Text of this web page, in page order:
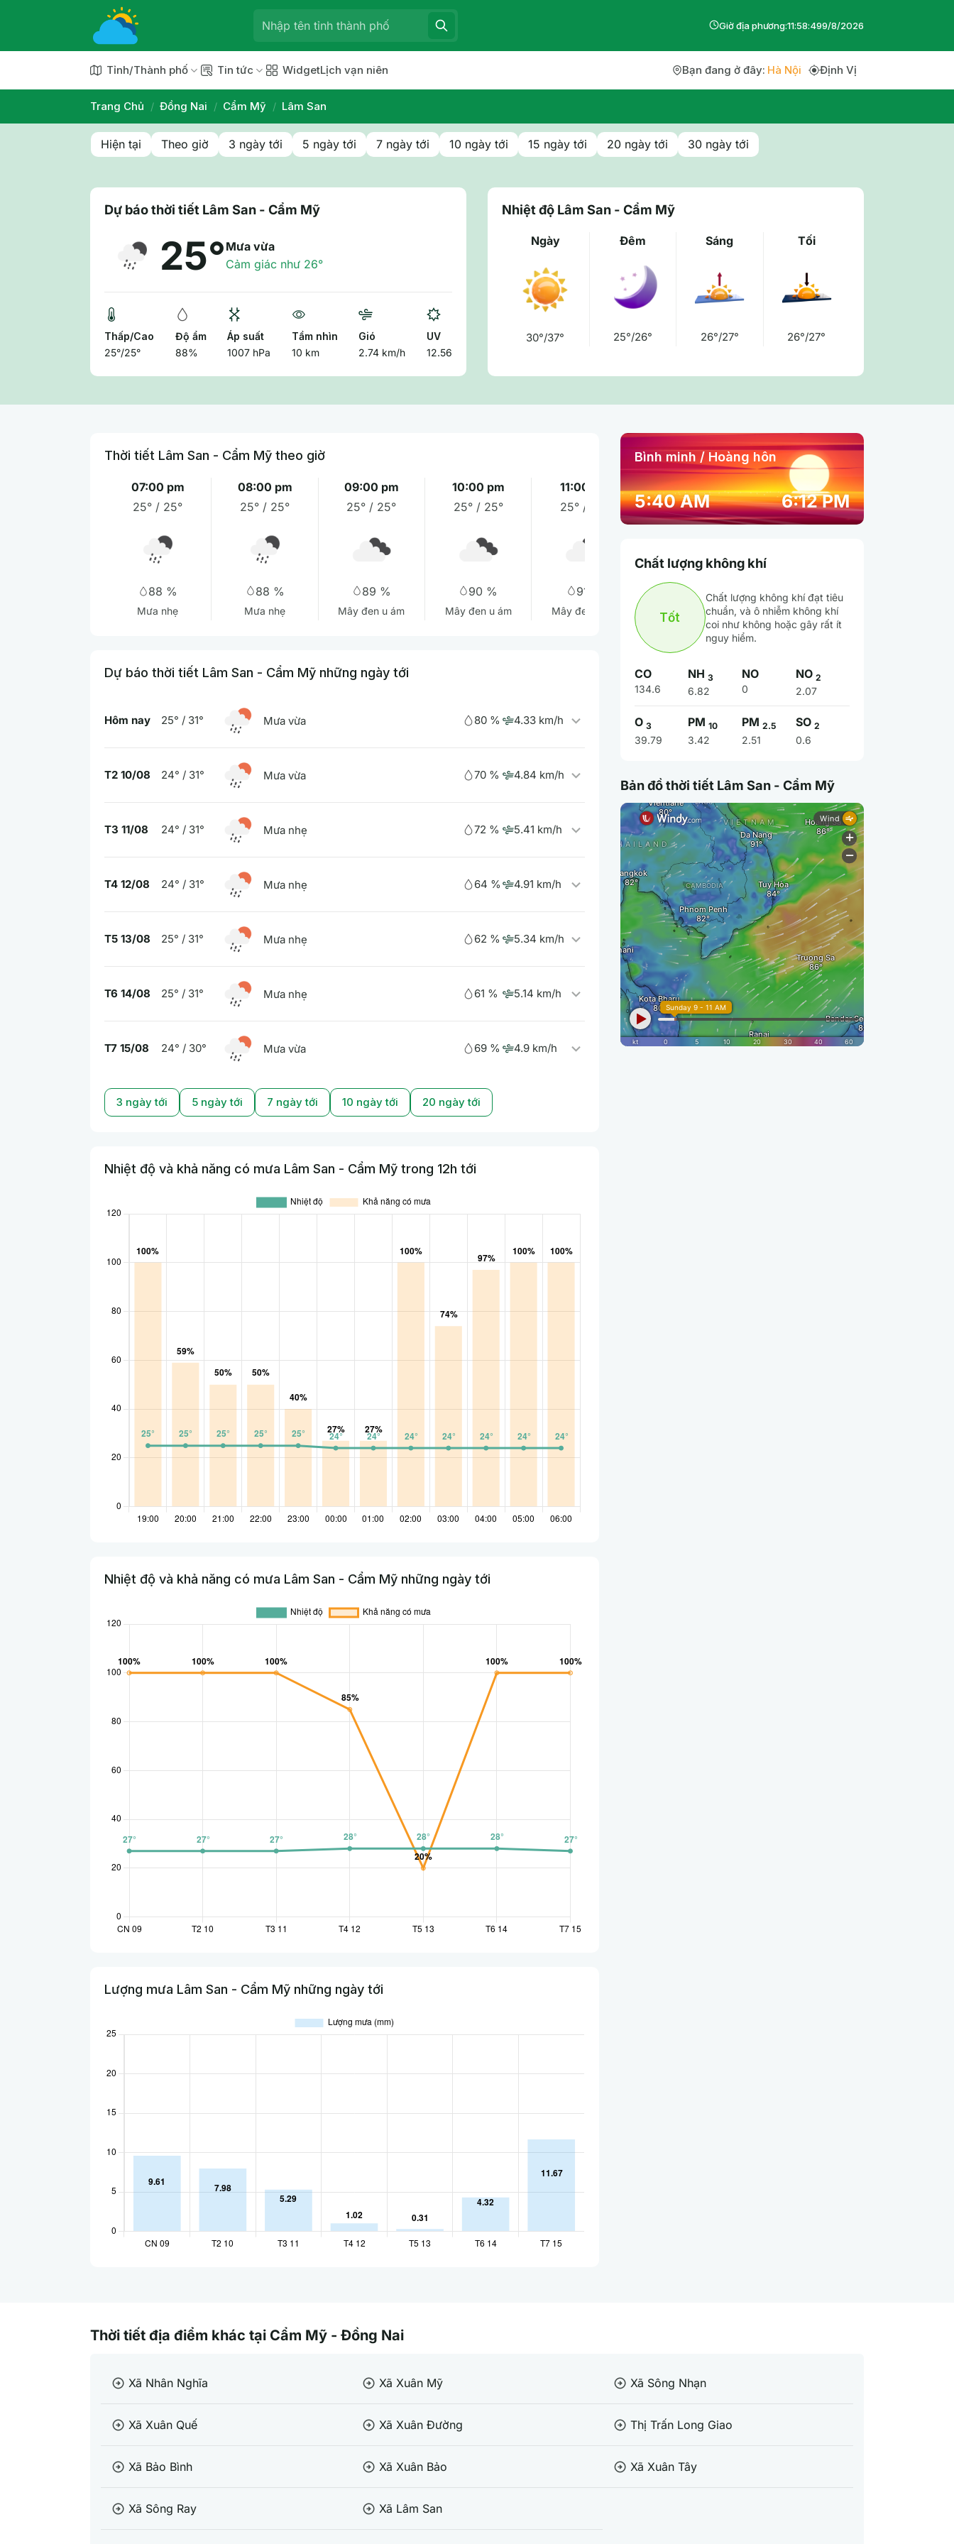
Giờ địa phương:11:58:509/8/2026
Tỉnh/Thành phố Tin tức WidgetLịch vạn niên Bạn đang ở đây: Hà Nội Định Vị
Trang Chủ / Đồng Nai / Cẩm Mỹ / Lâm San
Hiện tại Theo giờ 3 ngày tới 5 ngày tới 7 ngày tới 10 ngày tới 15 ngày tới 20 ngày tới 30 ngày tới
Dự báo thời tiết Lâm San - Cẩm Mỹ
25° Mưa vừa
Cảm giác như 26°
Thấp/Cao
25°/25°
Độ ẩm
88%
Áp suất
1007 hPa
Tầm nhìn
10 km
Gió
2.74 km/h
UV
12.56
Nhiệt độ Lâm San - Cẩm Mỹ
Ngày
30°/37°
Đêm
25°/26°
Sáng
26°/27°
Tối
26°/27°
Thời tiết Lâm San - Cẩm Mỹ theo giờ
07:00 pm
25° / 25°
88 %
Mưa nhẹ
08:00 pm
25° / 25°
88 %
Mưa nhẹ
09:00 pm
25° / 25°
89 %
Mây đen u ám
10:00 pm
25° / 25°
90 %
Mây đen u ám
11:00 pm
25° / 25°
91 %
Mây đen u ám
12:00 am
24° / 24°
92 %
Mây đen u ám
01:00 am
24° / 24°
92 %
Mây đen u ám
Dự báo thời tiết Lâm San - Cẩm Mỹ những ngày tới
Hôm nay 25° / 31° Mưa vừa 80 % 4.33 km/h
T2 10/08 24° / 31° Mưa vừa 70 % 4.84 km/h
T3 11/08 24° / 31° Mưa nhẹ 72 % 5.41 km/h
T4 12/08 24° / 31° Mưa nhẹ 64 % 4.91 km/h
T5 13/08 25° / 31° Mưa nhẹ 62 % 5.34 km/h
T6 14/08 25° / 31° Mưa nhẹ 61 % 5.14 km/h
T7 15/08 24° / 30° Mưa vừa 69 % 4.9 km/h
3 ngày tới 5 ngày tới 7 ngày tới 10 ngày tới 20 ngày tới
Nhiệt độ và khả năng có mưa Lâm San - Cẩm Mỹ trong 12h tới
Nhiệt độ và khả năng có mưa Lâm San - Cẩm Mỹ những ngày tới
Lượng mưa Lâm San - Cẩm Mỹ những ngày tới
Bình minh / Hoàng hôn
5:40 AM 6:12 PM
Chất lượng không khí
Tốt
Chất lượng không khí đạt tiêu
chuẩn, và ô nhiễm không khí
coi như không hoặc gây rất ít
nguy hiểm.
CO
134.6
NH3
6.82
NO
0
NO2
2.07
O 3
39.79
PM10
3.42
PM2.5
2.51
SO2
0.6
Bản đồ thời tiết Lâm San - Cẩm Mỹ
Thời tiết địa điểm khác tại Cẩm Mỹ - Đồng Nai
arrow_circle_right Xã Nhân Nghĩa arrow_circle_right Xã Xuân Mỹ arrow_circle_right Xã Sông Nhạn
arrow_circle_right Xã Xuân Quế arrow_circle_right Xã Xuân Đường arrow_circle_right Thị Trấn Long Giao
arrow_circle_right Xã Bảo Bình arrow_circle_right Xã Xuân Bảo arrow_circle_right Xã Xuân Tây
arrow_circle_right Xã Sông Ray arrow_circle_right Xã Lâm San